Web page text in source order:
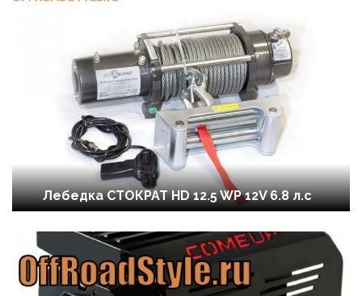
Лебедка СТОКРАТ HD 12.5 WP 12V 6.8 л.с